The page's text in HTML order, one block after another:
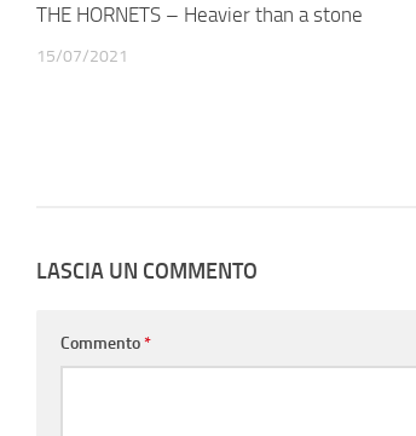
THE HORNETS – Heavier than a stone
15/07/2021
LASCIA UN COMMENTO
Commento*